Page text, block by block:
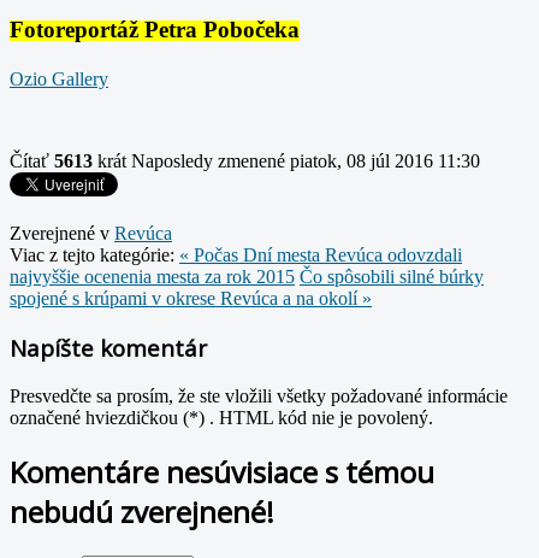
Fotoreportáž Petra Pobočeka
Ozio Gallery
Čítať 5613 krát Naposledy zmenené piatok, 08 júl 2016 11:30
Zverejnené v Revúca
Viac z tejto kategórie: « Počas Dní mesta Revúca odovzdali
najvyššie ocenenia mesta za rok 2015 Čo spôsobili silné búrky
spojené s krúpami v okrese Revúca a na okolí »
Napíšte komentár
Presvedčte sa prosím, že ste vložili všetky požadované informácie
označené hviezdičkou (*) . HTML kód nie je povolený.
Komentáre nesúvisiace s témou
nebudú zverejnené!